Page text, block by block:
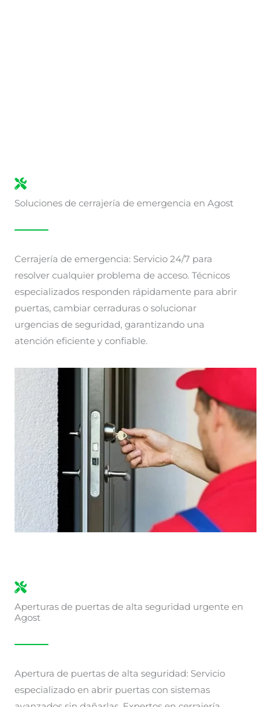
Soluciones de cerrajería de emergencia en Agost
Cerrajería de emergencia: Servicio 24/7 para
resolver cualquier problema de acceso. Técnicos
especializados responden rápidamente para abrir
puertas, cambiar cerraduras o solucionar
urgencias de seguridad, garantizando una
atención eficiente y confiable.
Aperturas de puertas de alta seguridad urgente en
Agost
Apertura de puertas de alta seguridad: Servicio
especializado en abrir puertas con sistemas